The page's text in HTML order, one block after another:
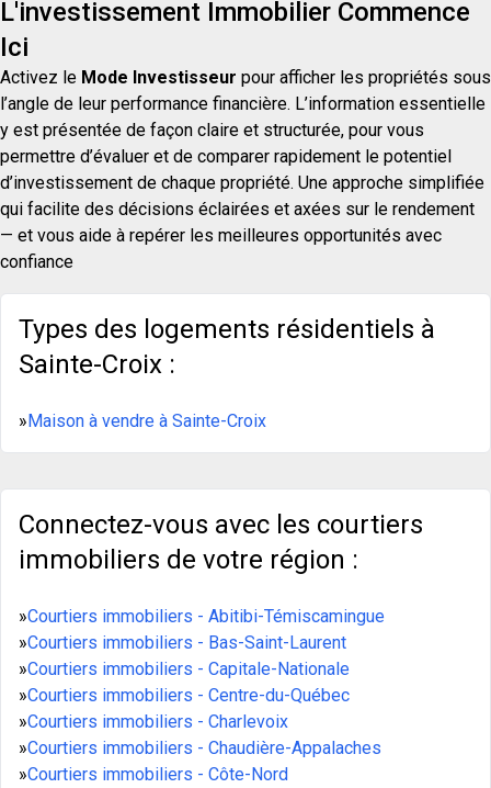
L'investissement Immobilier Commence
Ici
Activez le Mode Investisseur pour afficher les propriétés sous
l’angle de leur performance financière. L’information essentielle
y est présentée de façon claire et structurée, pour vous
permettre d’évaluer et de comparer rapidement le potentiel
d’investissement de chaque propriété. Une approche simplifiée
qui facilite des décisions éclairées et axées sur le rendement
— et vous aide à repérer les meilleures opportunités avec
confiance
Types des logements résidentiels à
Sainte-Croix :
»Maison à vendre à Sainte-Croix
Connectez-vous avec les courtiers
immobiliers de votre région :
»Courtiers immobiliers - Abitibi-Témiscamingue
»Courtiers immobiliers - Bas-Saint-Laurent
»Courtiers immobiliers - Capitale-Nationale
»Courtiers immobiliers - Centre-du-Québec
»Courtiers immobiliers - Charlevoix
»Courtiers immobiliers - Chaudière-Appalaches
»Courtiers immobiliers - Côte-Nord